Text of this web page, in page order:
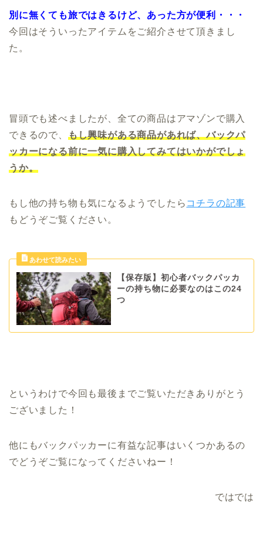
別に無くても旅ではきるけど、あった方が便利・・・
今回はそういったアイテムをご紹介させて頂きまし
た。
冒頭でも述べましたが、全ての商品はアマゾンで購入
できるので、 もし興味がある商品があれば、バックパ
ッカーになる前に一気に購入してみてはいかがでしょ
うか。
もし他の持ち物も気になるようでしたら コチラの記事
もどうぞご覧ください。
【保存版】初心者バックパッカ
ーの持ち物に必要なのはこの24
つ
というわけで今回も最後までご覧いただきありがとう
ございました！
他にもバックパッカーに有益な記事はいくつかあるの
でどうぞご覧になってくださいねー！
ではでは